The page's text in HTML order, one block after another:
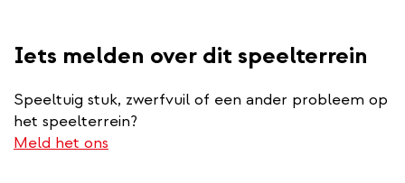
Iets melden over dit speelterrein
Speeltuig stuk, zwerfvuil of een ander probleem op
het speelterrein?
Meld het ons